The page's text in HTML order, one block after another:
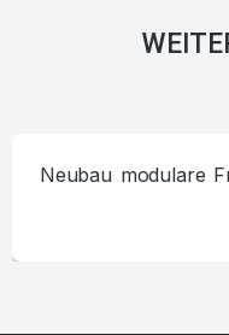
Neubau modulare